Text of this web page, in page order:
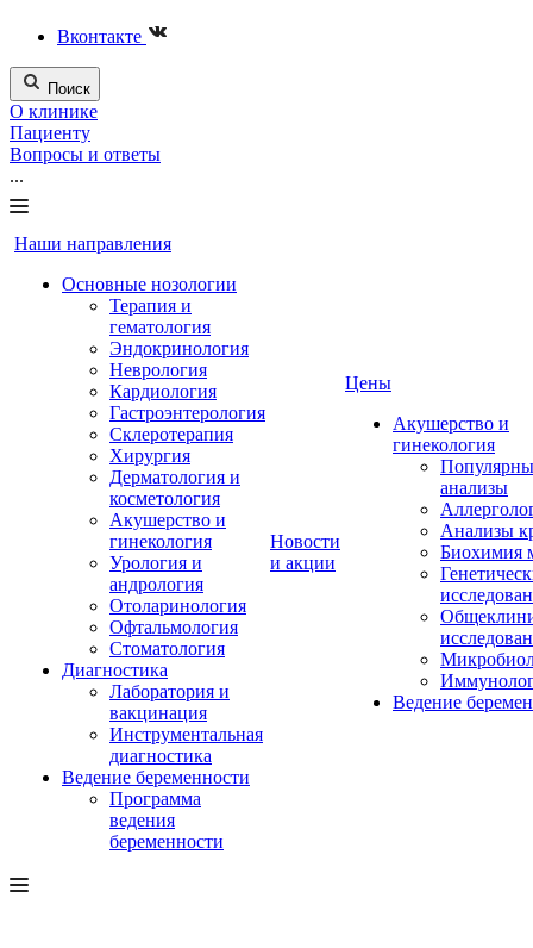
Вконтакте
Поиск
О клинике
Пациенту
Вопросы и ответы
...
Наши направления
Основные нозологии
Терапия и
гематология
Эндокринология
Неврология
Кардиология
Гастроэнтерология
Склеротерапия
Хирургия
Дерматология и
косметология
Акушерство и
гинекология
Урология и
андрология
Отоларинология
Офтальмология
Стоматология
Диагностика
Лаборатория и
вакцинация
Инструментальная
диагностика
Ведение беременности
Программа
ведения
беременности
Новости
и акции
Цены
Акушерство и
гинекология
анализы
Анализы
Биохимия
Ведение